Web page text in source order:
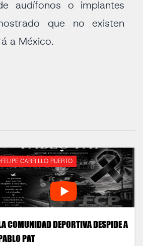
audífonos o implantes
que no existen
a México.
CARRILLO PUERTO
COMUNIDAD DEPORTIVA DESPIDE A
PAT